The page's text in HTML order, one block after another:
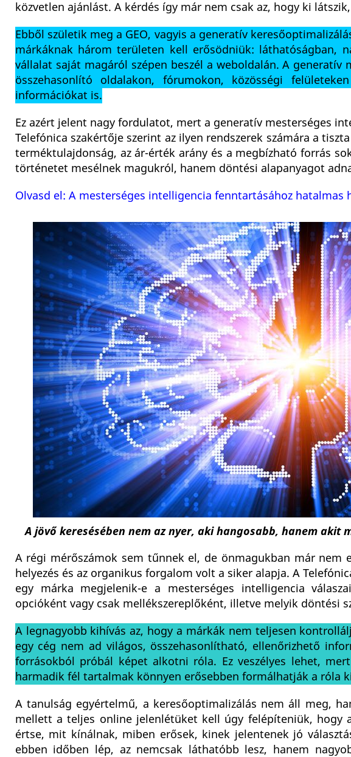
közvetlen ajánlást. A kérdés így már nem csak az, hogy ki
Ebből születik meg a GEO, vagyis a generatív
márkáknak három területen kell erősödniük: láthatóságban,
vállalat saját magáról szépen beszél a weboldalán. A
összehasonlító oldalakon, fórumokon, közösségi
információkat is.
Ez azért jelent nagy fordulatot, mert a generatív mesterséges
Telefónica szakértője szerint az ilyen rendszerek számára a
terméktulajdonság, az ár-érték arány és a megbízható forrás
történetet mesélnek magukról, hanem döntési alapanyagot
Olvasd el: A mesterséges intelligencia fenntartásához hatalmas
A jövő keresésében nem az nyer, aki hangosabb, hanem akit
A régi mérőszámok sem tűnnek el, de önmagukban már
helyezés és az organikus forgalom volt a siker alapja. A
egy márka megjelenik-e a mesterséges intelligencia
opcióként vagy csak mellékszereplőként, illetve melyik döntési
A legnagyobb kihívás az, hogy a márkák nem teljesen
egy cég nem ad világos, összehasonlítható, ellenőrizhető
forrásokból próbál képet alkotni róla. Ez veszélyes lehet,
harmadik fél tartalmak könnyen erősebben formálhatják a róla
A tanulság egyértelmű, a keresőoptimalizálás nem áll meg,
mellett a teljes online jelenlétüket kell úgy felépíteniük, hogy
értse, mit kínálnak, miben erősek, kinek jelentenek jó
ebben időben lép, az nemcsak láthatóbb lesz, hanem